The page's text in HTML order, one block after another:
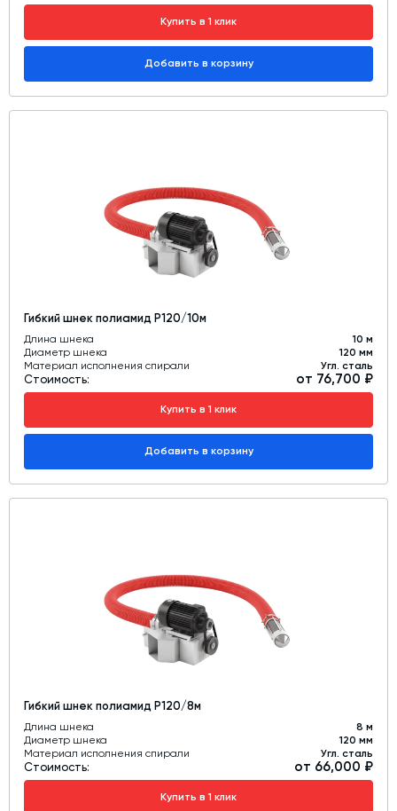
Купить в 1 клик
Добавить в корзину
Гибкий шнек полиамид Р120/10м
Длина шнека
10 м
Диаметр шнека
120 мм
Материал исполнения спирали
Угл. сталь
Стоимость: от 76,700 ₽
Купить в 1 клик
Добавить в корзину
Гибкий шнек полиамид Р120/8м
Длина шнека
8 м
Диаметр шнека
120 мм
Материал исполнения спирали
Угл. сталь
Стоимость: от 66,000 ₽
Купить в 1 клик